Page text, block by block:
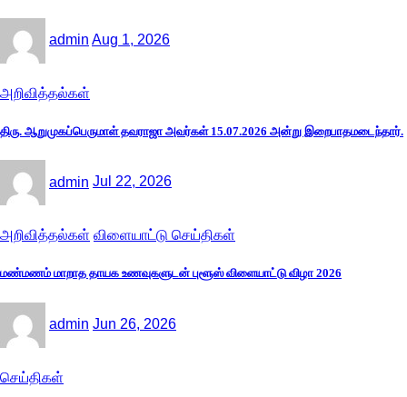
admin Aug 1, 2026
அறிவித்தல்கள்
திரு. ஆறுமுகப்பெருமாள் தவராஜா அவர்கள் 15.07.2026 அன்று இறைபாதமடைந்தார்.
admin Jul 22, 2026
அறிவித்தல்கள் விளையாட்டு செய்திகள்
மண்மணம் மாறாத தாயக உணவுகளுடன் புளூஸ் விளையாட்டு விழா 2026
admin Jun 26, 2026
செய்திகள்